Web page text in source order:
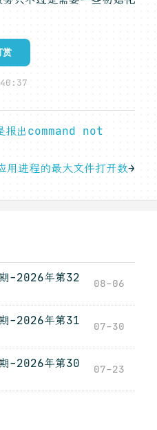
赏
报出command not
进程的最大文件打开数→
-2026年第32
08-06
-2026年第31
07-30
-2026年第30
07-23